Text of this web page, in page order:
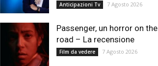
Anticipazioni Tv 7 Agosto 2026
Passenger, un horror on the
road – La recensione
Film da vedere 7 Agosto 2026